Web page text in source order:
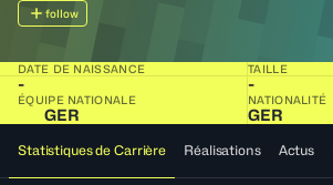
follow
DATE DE NAISSANCE
-
TAILLE
-
ÉQUIPE NATIONALE
GER
NATIONALITÉ
GER
Statistiques de Carrière Réalisations Actus